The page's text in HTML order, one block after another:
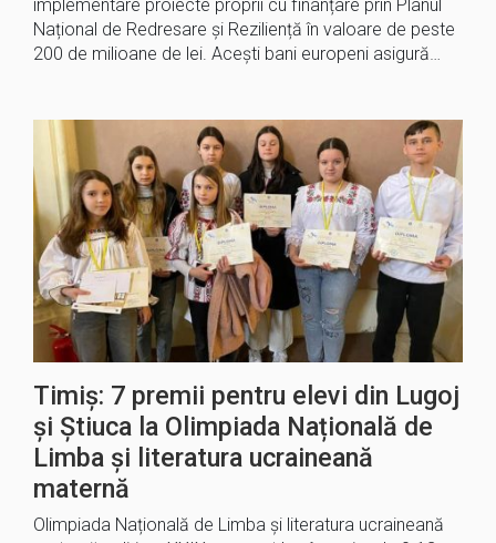
implementare proiecte proprii cu finanțare prin Planul
Național de Redresare și Reziliență în valoare de peste
200 de milioane de lei. Acești bani europeni asigură…
Timiș: 7 premii pentru elevi din Lugoj
și Știuca la Olimpiada Națională de
Limba și literatura ucraineană
maternă
Olimpiada Națională de Limba și literatura ucraineană